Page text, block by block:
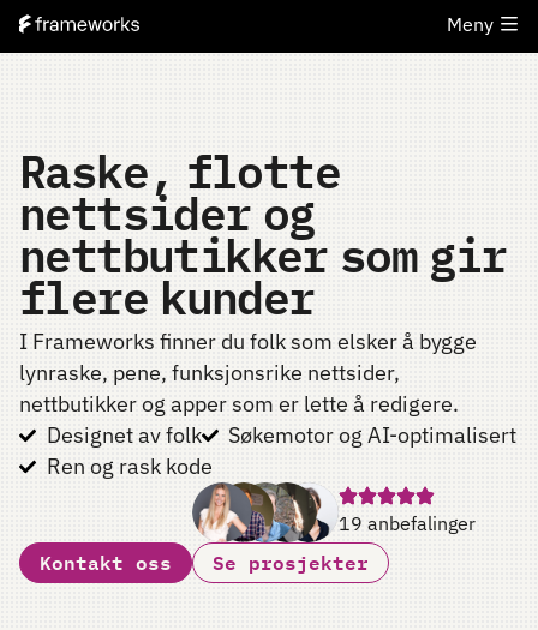
Meny
Raske, flotte
nettsider og
nettbutikker som gir
flere kunder
I Frameworks finner du folk som elsker å bygge
lynraske, pene, funksjonsrike nettsider,
nettbutikker og apper som er lette å redigere.
Designet av folk
Søkemotor og AI-optimalisert
Ren og rask kode
19 anbefalinger
Kontakt oss Se prosjekter